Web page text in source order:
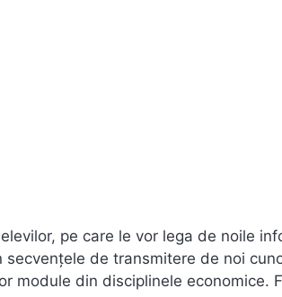
pe care le vor lega de noile
de transmitere de noi
module din disciplinele economice.